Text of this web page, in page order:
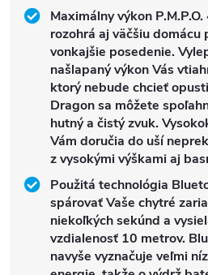
Maximálny výkon
rozohrá aj väčšiu domácu
vonkajšie posedenie.
našlapaný výkon Vás
ktorý nebude chcieť
Dragon sa môžete
hutný a čistý zvuk.
Vám doručia do uší
z vysokými výškami aj
Použitá technológia
spárovať Vaše chytré
niekoľkých sekúnd a
vzdialenosť 10 metrov.
navyše vyznačuje veľmi